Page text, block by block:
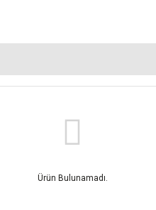
Ürün Bulunamadı.